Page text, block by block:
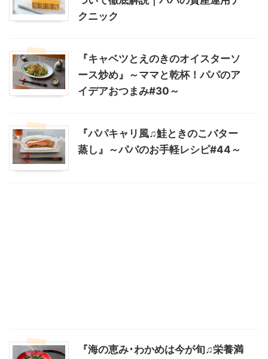
クニック
『キャベツとえのきのオイスターソ
ース炒め』～ママと乾杯！パパのア
イデアおつまみ#30～
『パパキャリ風♫鮭ときのこバター
蒸し』～パパのお手軽レシピ#44～
『海の恵み･わかめは今が旬♫栄養満